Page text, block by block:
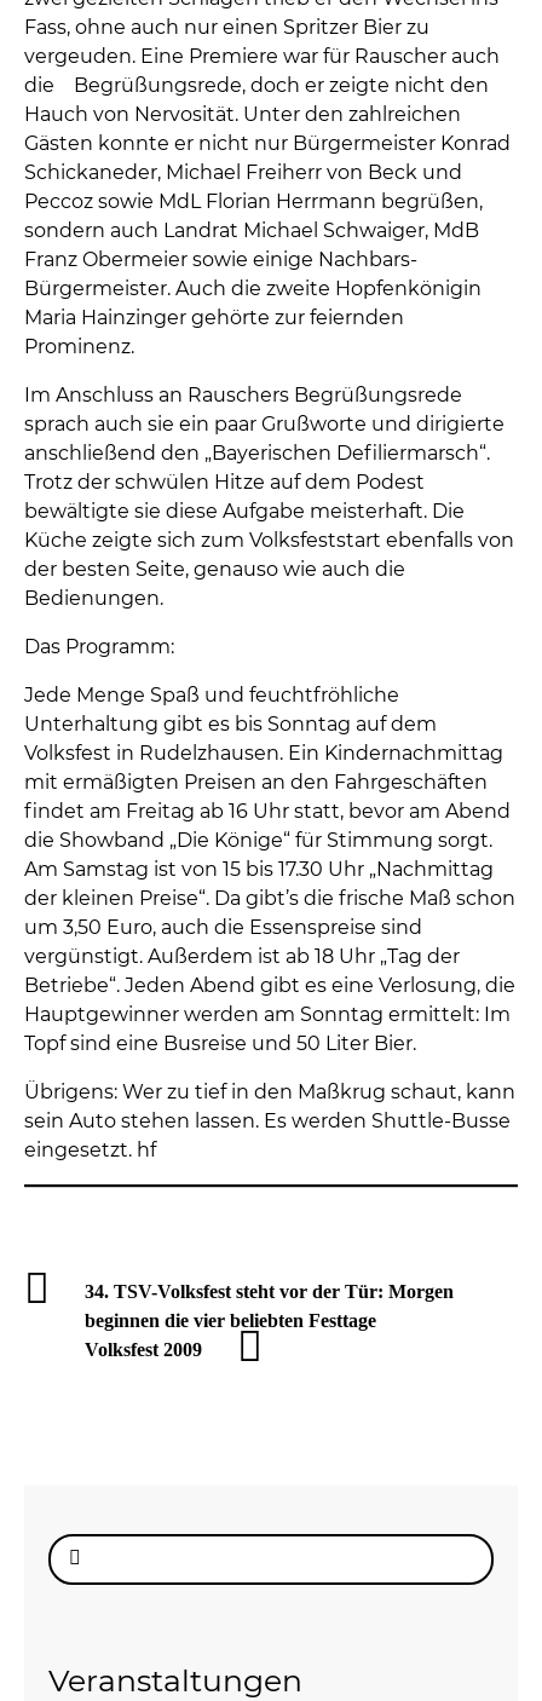
Fass, ohne auch nur einen Spritzer Bier zu
vergeuden. Eine Premiere war für Rauscher auch
die Begrüßungsrede, doch er zeigte nicht den
Hauch von Nervosität. Unter den zahlreichen
Gästen konnte er nicht nur Bürgermeister Konrad
Schickaneder, Michael Freiherr von Beck und
Peccoz sowie MdL Florian Herrmann begrüßen,
sondern auch Landrat Michael Schwaiger, MdB
Franz Obermeier sowie einige Nachbars-
Bürgermeister. Auch die zweite Hopfenkönigin
Maria Hainzinger gehörte zur feiernden
Prominenz.
Im Anschluss an Rauschers Begrüßungsrede
sprach auch sie ein paar Grußworte und dirigierte
anschließend den „Bayerischen Defiliermarsch“.
Trotz der schwülen Hitze auf dem Podest
bewältigte sie diese Aufgabe meisterhaft. Die
Küche zeigte sich zum Volksfeststart ebenfalls von
der besten Seite, genauso wie auch die
Bedienungen.
Das Programm:
Jede Menge Spaß und feuchtfröhliche
Unterhaltung gibt es bis Sonntag auf dem
Volksfest in Rudelzhausen. Ein Kindernachmittag
mit ermäßigten Preisen an den Fahrgeschäften
findet am Freitag ab 16 Uhr statt, bevor am Abend
die Showband „Die Könige“ für Stimmung sorgt.
Am Samstag ist von 15 bis 17.30 Uhr „Nachmittag
der kleinen Preise“. Da gibt’s die frische Maß schon
um 3,50 Euro, auch die Essenspreise sind
vergünstigt. Außerdem ist ab 18 Uhr „Tag der
Betriebe“. Jeden Abend gibt es eine Verlosung, die
Hauptgewinner werden am Sonntag ermittelt: Im
Topf sind eine Busreise und 50 Liter Bier.
Übrigens: Wer zu tief in den Maßkrug schaut, kann
sein Auto stehen lassen. Es werden Shuttle-Busse
eingesetzt. hf
34. TSV-Volksfest steht vor der Tür: Morgen
beginnen die vier beliebten Festtage
Volksfest 2009
Suche
nach:
Veranstaltungen